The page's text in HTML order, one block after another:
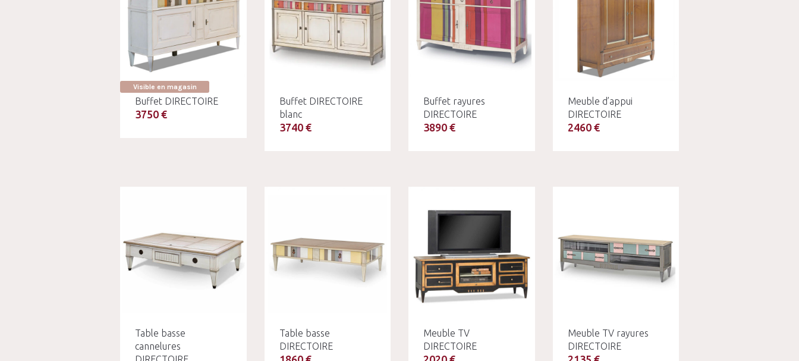
Visible en magasin
Buffet DIRECTOIRE
3750 €
Buffet DIRECTOIRE
blanc
3740 €
Buffet rayures
DIRECTOIRE
3890 €
Meuble d’appui
DIRECTOIRE
2460 €
Table basse
cannelures
Table basse
DIRECTOIRE
Meuble TV
DIRECTOIRE
Meuble TV rayures
DIRECTOIRE